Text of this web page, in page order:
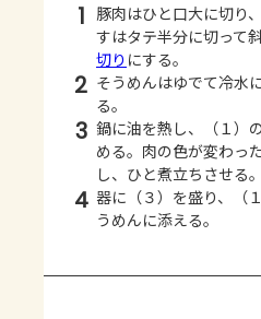
1 豚肉はひと口大に切り
すはタテ半分に切って
切り にする。
2 そうめんはゆでて冷水
る。
3 鍋に油を熱し、（１）
める。肉の色が変わった
し、ひと煮立ちさせる。
4 器に（３）を盛り、（
うめんに添える。